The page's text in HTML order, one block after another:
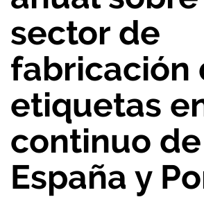
sector de
fabricación
etiquetas
continuo de
España y